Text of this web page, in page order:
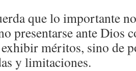
que lo importante
presentarse ante Dios
méritos, sino de
y limitaciones.